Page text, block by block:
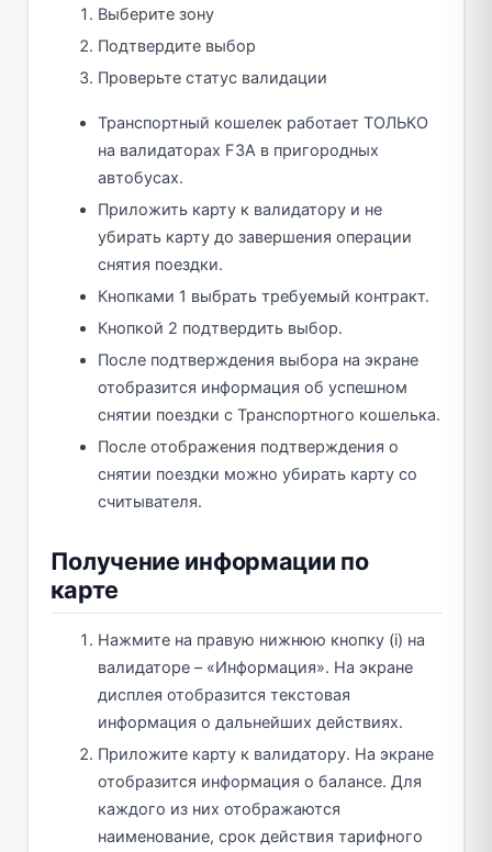
Выберите зону
Подтвердите выбор
Проверьте статус валидации
Транспортный кошелек работает ТОЛЬКО
на валидаторах F3A в пригородных
автобусах.
Приложить карту к валидатору и не
убирать карту до завершения операции
снятия поездки.
Кнопками 1 выбрать требуемый контракт.
Кнопкой 2 подтвердить выбор.
После подтверждения выбора на экране
отобразится информация об успешном
снятии поездки с Транспортного кошелька.
После отображения подтверждения о
снятии поездки можно убирать карту со
считывателя.
Получение информации по
карте
Нажмите на правую нижнюю кнопку (i) на
валидаторе – «Информация». На экране
дисплея отобразится текстовая
информация о дальнейших действиях.
Приложите карту к валидатору. На экране
отобразится информация о балансе. Для
каждого из них отображаются
наименование, срок действия тарифного